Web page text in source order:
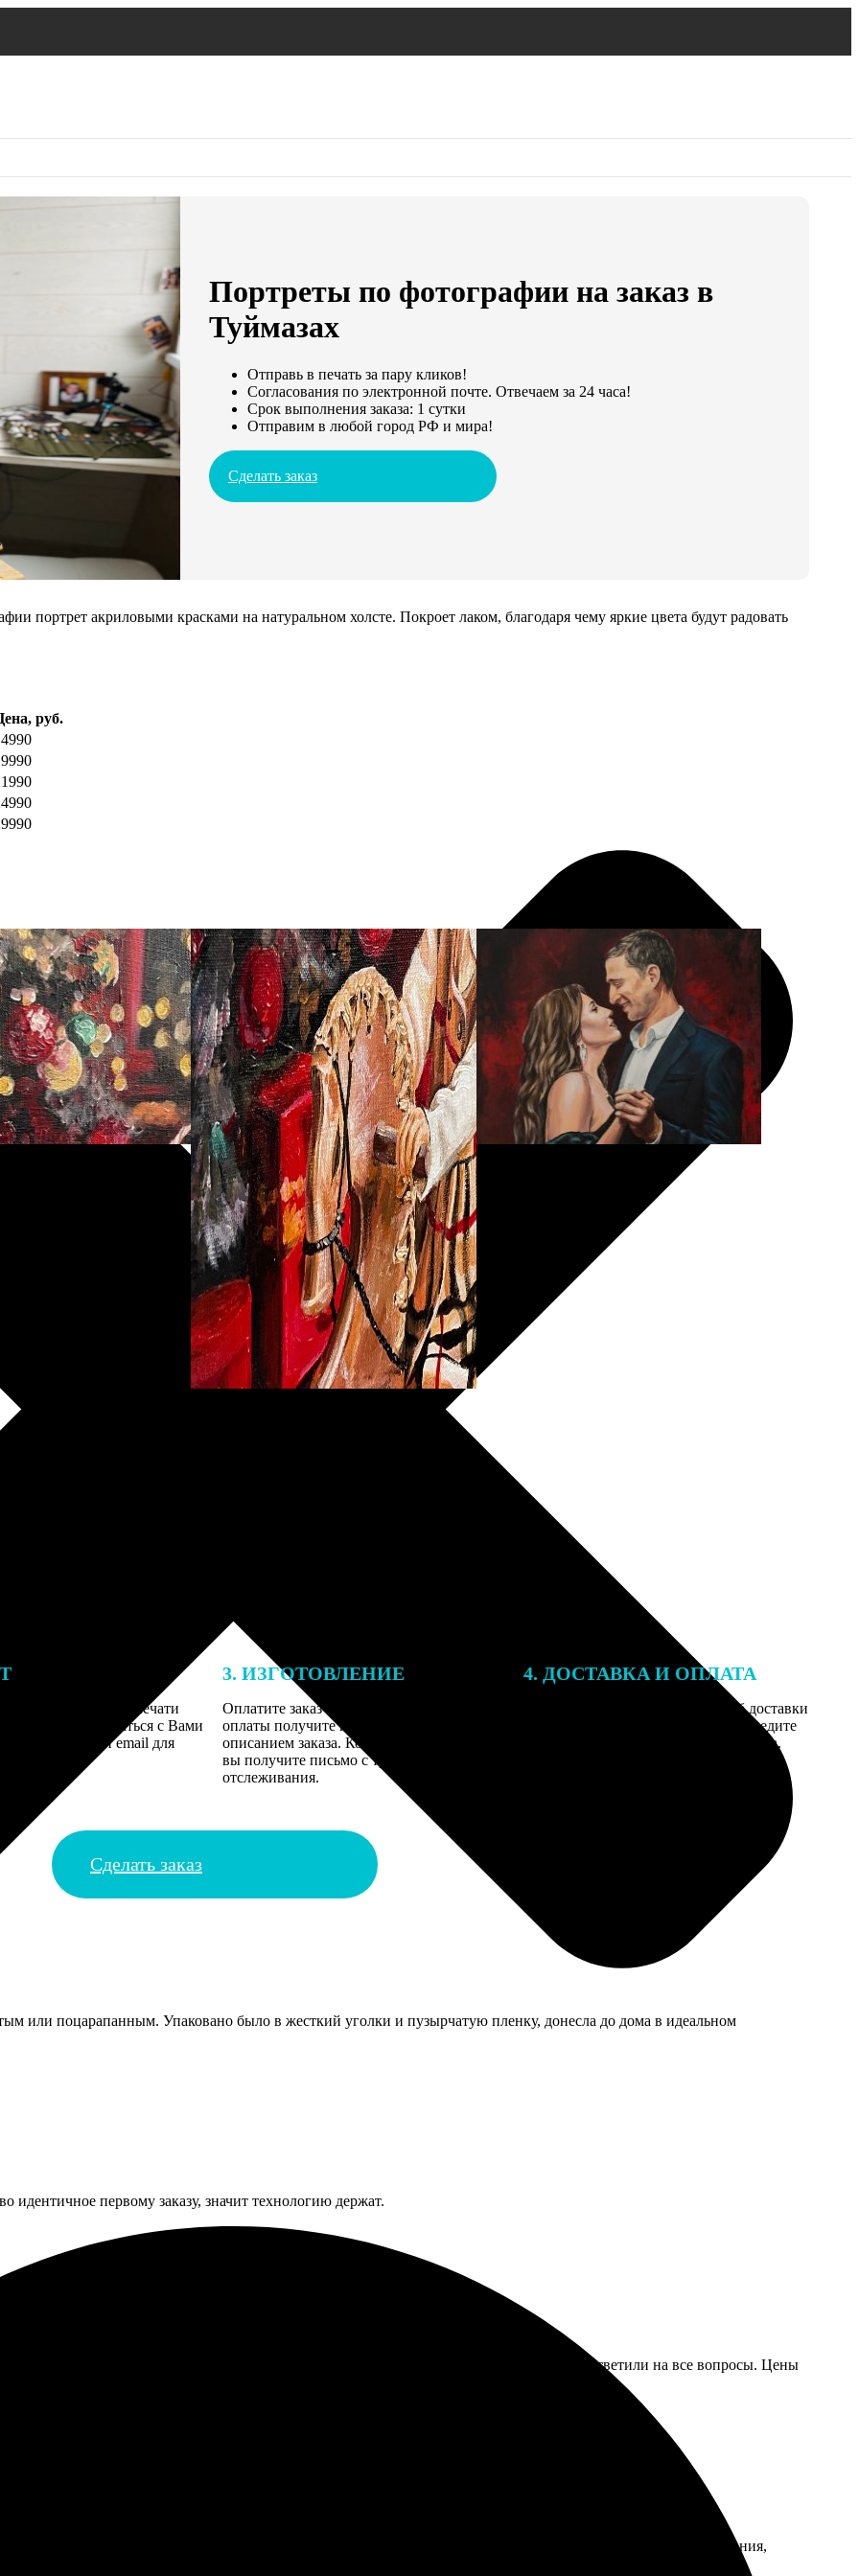
Портреты по фотографии на заказ в
Туймазах
Отправь в печать за пару кликов!
Согласования по электронной почте. Отвечаем за 24 часа!
Срок выполнения заказа: 1 сутки
Отправим в любой город РФ и мира!
Сделать заказ
портрет акриловыми красками на натуральном холсте. Покроет лаком, благодаря чему яркие цвета будут радовать
руб.
заказа к печати
могут связаться с Вами
телефону или email для
3. ИЗГОТОВЛЕНИЕ
Оплатите заказ банковской картой. После
оплаты получите подтверждение на email с
описанием заказа. Когда отправим заказ
вы получите письмо с трек-номером для
отслеживания.
4. ДОСТАВКА И ОПЛАТА
Введите адрес и выберите способ доставки
заказа. Если у вас есть промокод, введите
его в специальное поле для промокода.
Сделать заказ
или поцарапанным. Упаковано было в жесткий уголки и пузырчатую пленку, донесла до дома в идеальном
идентичное первому заказу, значит технологию держат.
Процесс прост: загрузил фото, выбрал размер и оформление. Менеджеры оперативно ответили на все вопросы. Цены
упакованным. Рекомендую!
сайт, все наглядно и удобно. Получила отличное качество и быструю доставку. Работники учли все пожелания,